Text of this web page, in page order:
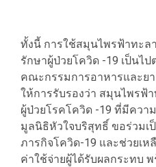
ทั้งนี้ การใช้สมุนไพรฟ้าทะล
รักษาผู้ป่วยโควิด -19 เป็นไ
คณะกรรมการอาหารและย
ให้การรับรองว่า สมุนไพรฟ้
ผู้ป่วยโรคโควิด -19 ที่มีควา
มูลนิธิหัวใจบริสุทธิ์ ขอร่วม
ภารกิจโควิด-19 และช่วยเห
ค่าใช้จ่ายผู้ได้รับผลกระทบ